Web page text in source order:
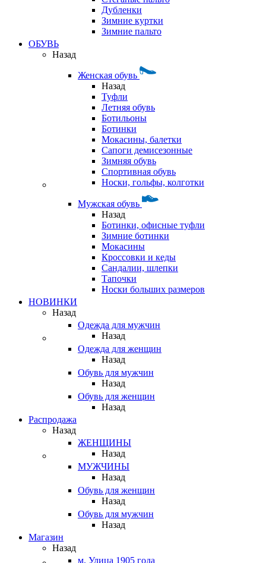
Дубленки
Зимние куртки
Зимние пальто
ОБУВЬ
Назад
Женская обувь
Назад
Туфли
Летняя обувь
Ботильоны
Ботинки
Мокасины, балетки
Сапоги демисезонные
Зимняя обувь
Спортивная обувь
Носки, гольфы, колготки
Мужская обувь
Назад
Ботинки, офисные туфли
Зимние ботинки
Мокасины
Кроссовки и кеды
Сандалии, шлепки
Тапочки
Носки больших размеров
НОВИНКИ
Назад
Одежда для мужчин
Назад
Одежда для женщин
Назад
Обувь для мужчин
Назад
Обувь для женщин
Назад
Распродажа
Назад
ЖЕНЩИНЫ
Назад
МУЖЧИНЫ
Назад
Обувь для женщин
Назад
Обувь для мужчин
Назад
Магазин
Назад
м. Улица 1905 года